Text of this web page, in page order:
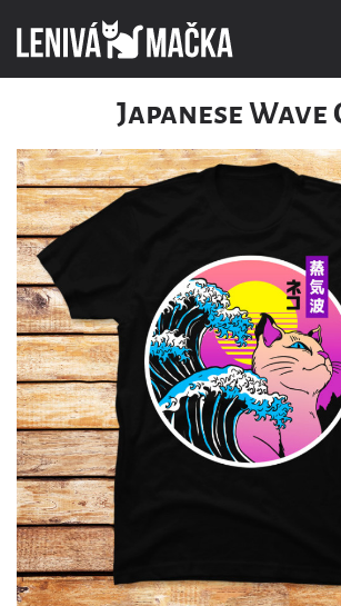
Japanese Wave